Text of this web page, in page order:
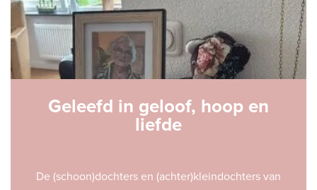
Geleefd in geloof, hoop en
liefde
De (schoon)dochters en (achter)kleindochters van